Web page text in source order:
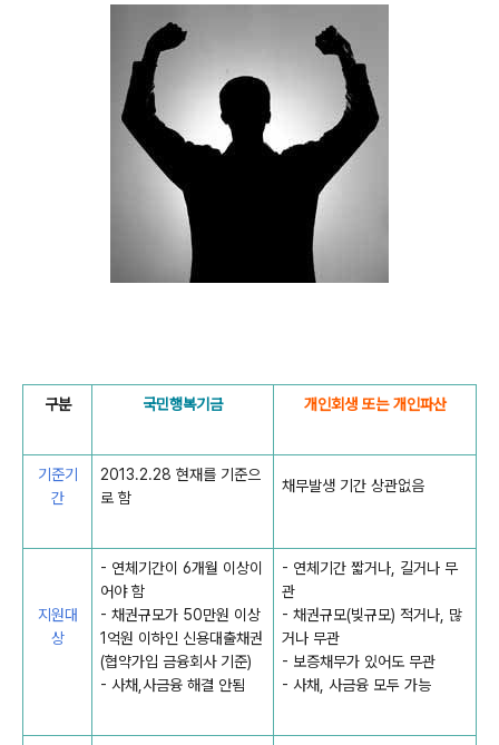
구분 국민행복기금 개인회생 또는 개인파산
기준기
간
2013.2.28 현재를 기준으
로 함
채무발생 기간 상관없음
지원대
상
- 연체기간이 6개월 이상이
어야 함
- 채권규모가 50만원 이상
1억원 이하인 신용대출채권
(협약가입 금융회사 기준)
- 사채,사금융 해결 안됨
- 연체기간 짧거나, 길거나 무
관
- 채권규모(빚규모) 적거나, 많
거나 무관
- 보증채무가 있어도 무관
- 사채, 사금융 모두 가능